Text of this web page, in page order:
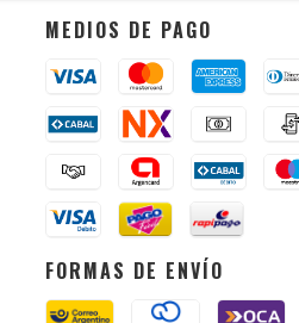
MEDIOS DE PAGO
FORMAS DE ENVÍO